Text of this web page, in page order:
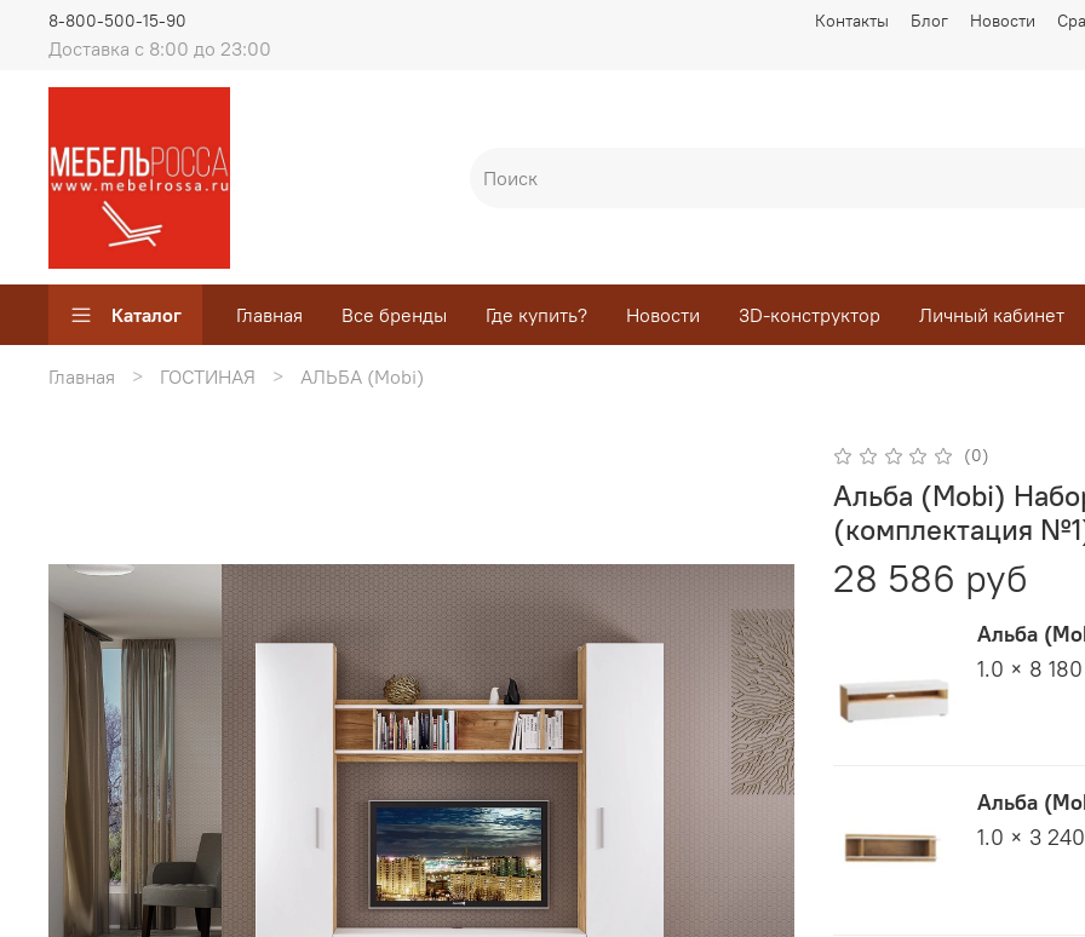
Контакты Блог Новости
Доставка с 8:00 до 23:00
8-800-500-15-90
Каталог Главная Все бренды Где купить? Новости 3D-конструктор Личный кабинет
Главная ГОСТИНАЯ АЛЬБА (Mobi)
(0)
Альба (Mobi)
(комплектация
28 586 руб
Альба
1.0 × 8
Альба
1.0 × 3